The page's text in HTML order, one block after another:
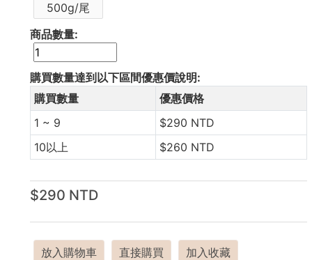
500g/尾
商品數量:
購買數量達到以下區間優惠價說明:
購買數量
優惠價格
1 ~ 9
$290 NTD
10以上
$260 NTD
$290 NTD
放入購物車 直接購買 加入收藏